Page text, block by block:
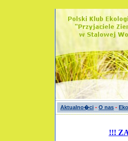
Aktualno�ci - O nas -
!!!